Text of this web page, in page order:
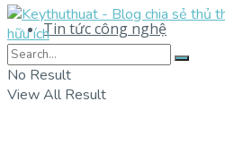
Tin tức công nghệ
No Result
View All Result